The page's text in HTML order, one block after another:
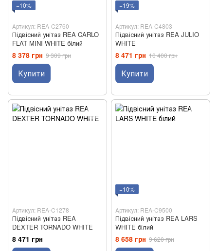
−10%
Артикул: REA-C2760
Підвісний унітаз REA CARLO
FLAT MINI WHITE білий
8 378 грн 9 309 грн
Купити
−19%
Артикул: REA-C4803
Підвісний унітаз REA JULIO
WHITE
8 471 грн 10 400 грн
Купити
Артикул: REA-C1278
Підвісний унітаз REA
DEXTER TORNADO WHITE
8 471 грн
−10%
Артикул: REA-C9500
Підвісний унітаз REA LARS
WHITE білий
8 658 грн 9 620 грн